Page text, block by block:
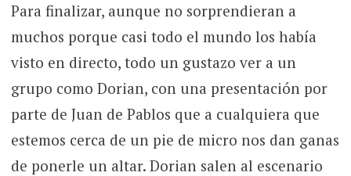
Para finalizar, aunque no sorprendieran a
muchos porque casi todo el mundo los había
visto en directo, todo un gustazo ver a un
grupo como Dorian, con una presentación por
parte de Juan de Pablos que a cualquiera que
estemos cerca de un pie de micro nos dan ganas
de ponerle un altar. Dorian salen al escenario